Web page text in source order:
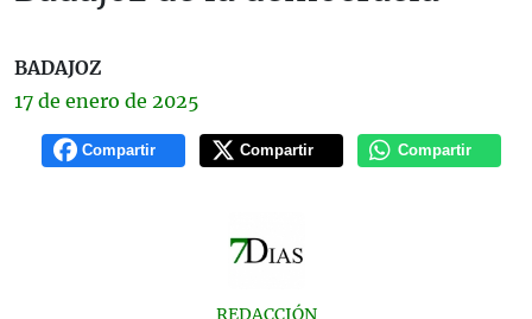
BADAJOZ
17 de enero de 2025
Compartir Compartir Compartir
REDACCIÓN